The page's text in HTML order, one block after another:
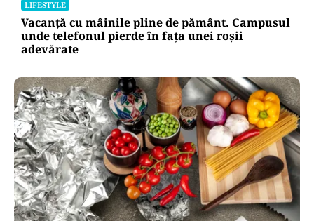
direct în bătaia eclipsei de pe 12 august
LIFESTYLE